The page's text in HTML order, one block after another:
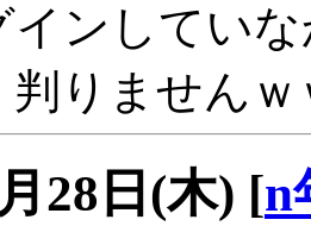
インしてい
判りませんｗ
28日(木) [n